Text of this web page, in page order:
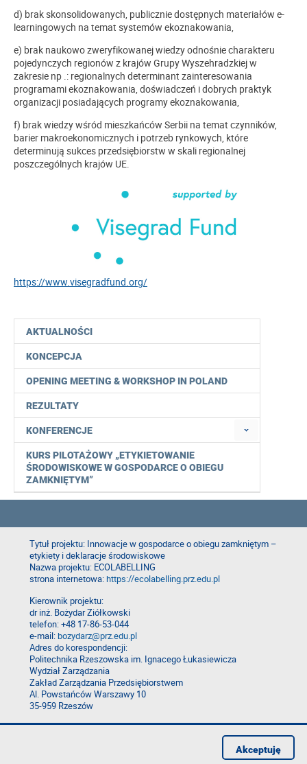
AKTUALNOŚCI
KONCEPCJA
OPENING MEETING & WORKSHOP IN POLAND
REZULTATY
KONFERENCJE
KURS PILOTAŻOWY „ETYKIETOWANIE
ŚRODOWISKOWE W GOSPODARCE O OBIEGU
ZAMKNIĘTYM”
d) brak skonsolidowanych, publicznie dostępnych materiałów e-
learningowych na temat systemów ekoznakowania,
e) brak naukowo zweryfikowanej wiedzy odnośnie charakteru
pojedynczych regionów z krajów Grupy Wyszehradzkiej w
zakresie np .: regionalnych determinant zainteresowania
programami ekoznakowania, doświadczeń i dobrych praktyk
organizacji posiadających programy ekoznakowania,
f) brak wiedzy wśród mieszkańców Serbii na temat czynników,
barier makroekonomicznych i potrzeb rynkowych, które
determinują sukces przedsiębiorstw w skali regionalnej
poszczególnych krajów UE.
https://www.visegradfund.org/
Tytuł projektu: Innowacje w gospodarce o obiegu zamkniętym –
etykiety i deklaracje środowiskowe
Nazwa projektu: ECOLABELLING
strona internetowa:https://ecolabelling.prz.edu.pl
Kierownik projektu:
dr inż. Bożydar Ziółkowski
telefon: +48 17-86-53-044
e-mail:bozydarz@prz.edu.pl
Adres do korespondencji:
Politechnika Rzeszowska im. Ignacego Łukasiewicza
Wydział Zarządzania
Zakład Zarządzania Przedsiębiorstwem
Al. Powstańców Warszawy 10
35-959 Rzeszów
Deklaracja dostępności
Akceptuję